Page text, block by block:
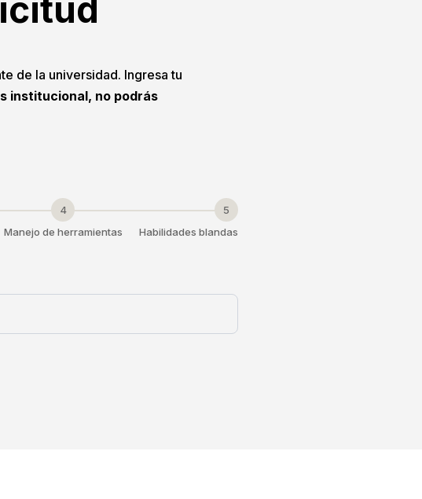
de la universidad. Ingresa tu
institucional, no podrás
4
Manejo de herramientas
5
Habilidades blandas